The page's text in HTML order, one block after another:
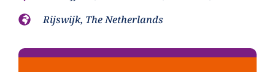
Rijswijk, The Netherlands